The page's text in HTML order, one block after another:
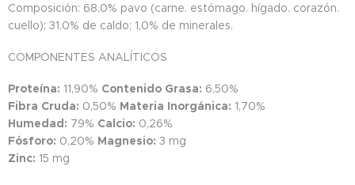
Composición: 68,0% pavo (carne. estómago. hígado. corazón.
cuello); 31,0% de caldo; 1,0% de minerales.
COMPONENTES ANALÍTICOS
Proteína: 11,90% Contenido Grasa: 6,50%
Fibra Cruda: 0,50% Materia Inorgánica: 1,70%
Humedad: 79% Calcio: 0,26%
Fósforo: 0,20% Magnesio: 3 mg
Zinc: 15 mg